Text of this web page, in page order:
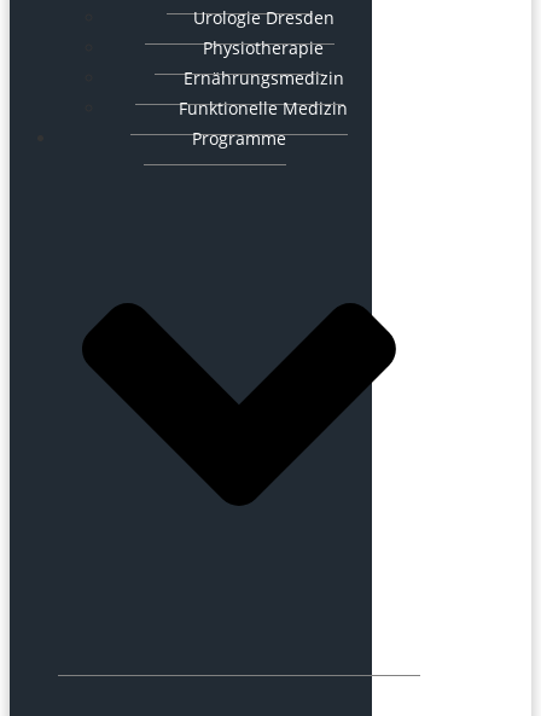
Urologie Dresden
Physiotherapie
Ernährungsmedizin
Funktionelle Medizin
Programme